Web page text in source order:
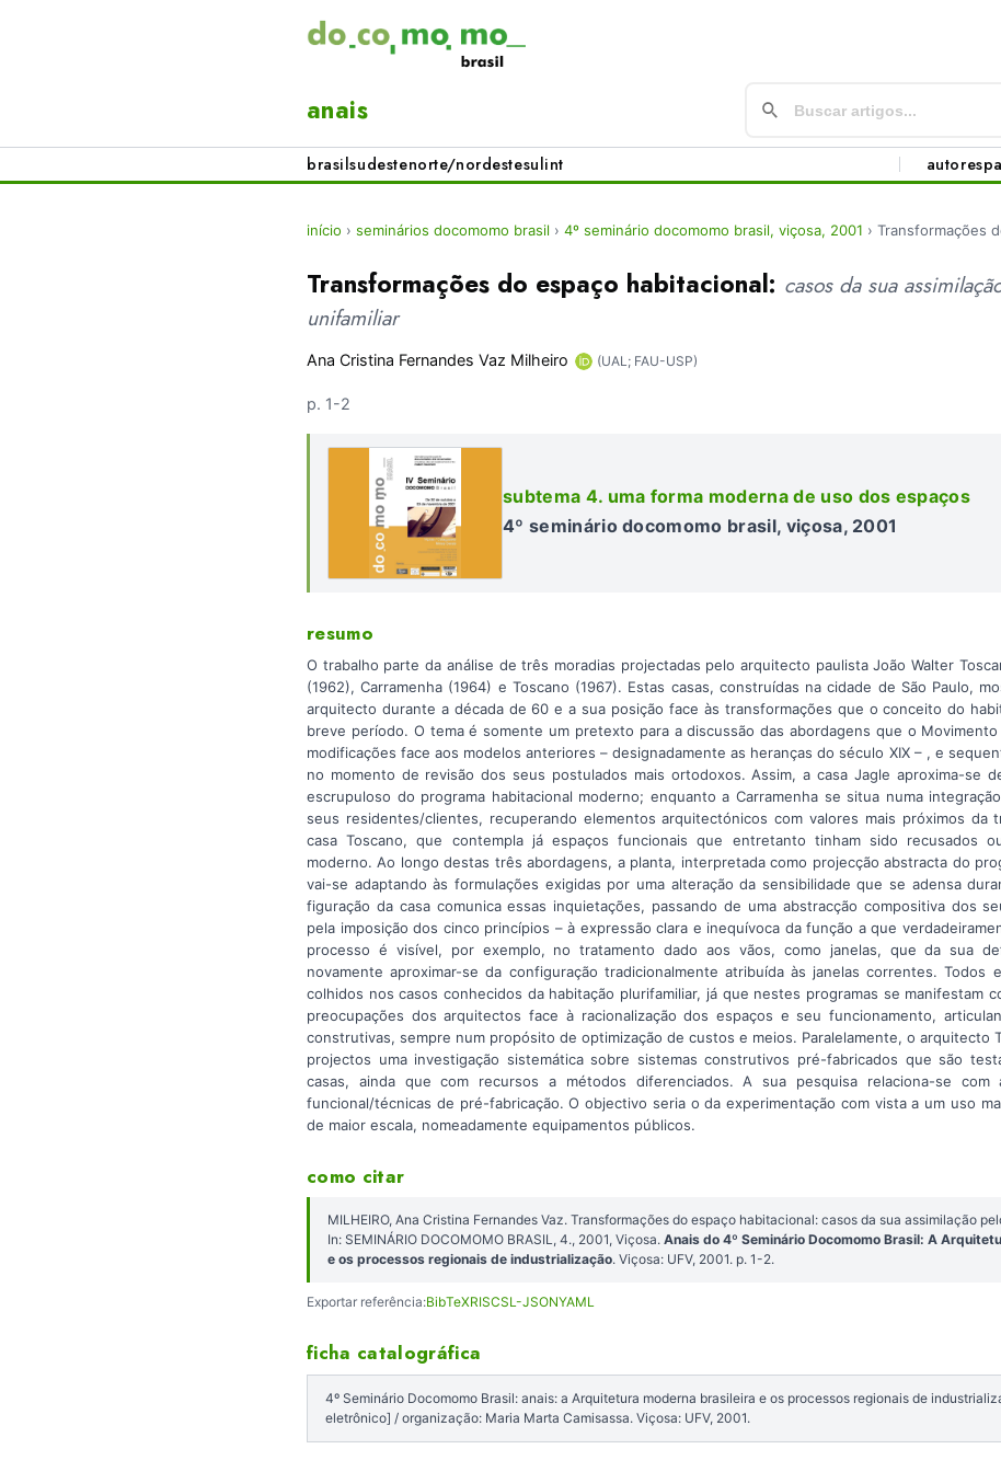
anais
brasilsudestenorte/nordestesulint autores
início › seminários docomomo brasil › 4º seminário docomomo brasil, viçosa, 2001 › Transformações
Transformações do espaço habitacional: casos da sua
unifamiliar
Ana Cristina Fernandes Vaz Milheiro (UAL; FAU-USP)
p. 1-2
subtema 4. uma forma moderna de uso dos espaços
4º seminário docomomo brasil, viçosa, 2001
resumo
O trabalho parte da análise de três moradias projectadas pelo arquitecto paulista João Walter
(1962), Carramenha (1964) e Toscano (1967). Estas casas, construídas na cidade de São Paulo,
arquitecto durante a década de 60 e a sua posição face às transformações que o conceito do
breve período. O tema é somente um pretexto para a discussão das abordagens que o
modificações face aos modelos anteriores – designadamente as heranças do século XIX – , e
no momento de revisão dos seus postulados mais ortodoxos. Assim, a casa Jagle aproxima-se
escrupuloso do programa habitacional moderno; enquanto a Carramenha se situa numa
seus residentes/clientes, recuperando elementos arquitectónicos com valores mais próximos da
casa Toscano, que contempla já espaços funcionais que entretanto tinham sido recusados
moderno. Ao longo destas três abordagens, a planta, interpretada como projecção abstracta do
vai-se adaptando às formulações exigidas por uma alteração da sensibilidade que se adensa
figuração da casa comunica essas inquietações, passando de uma abstracção compositiva dos
pela imposição dos cinco princípios – à expressão clara e inequívoca da função a que
processo é visível, por exemplo, no tratamento dado aos vãos, como janelas, que da sua
novamente aproximar-se da configuração tradicionalmente atribuída às janelas correntes. Todos
colhidos nos casos conhecidos da habitação plurifamiliar, já que nestes programas se manifestam
preocupações dos arquitectos face à racionalização dos espaços e seu funcionamento,
construtivas, sempre num propósito de optimização de custos e meios. Paralelamente, o arquitecto
projectos uma investigação sistemática sobre sistemas construtivos pré-fabricados que são
casas, ainda que com recursos a métodos diferenciados. A sua pesquisa relaciona-se com
funcional/técnicas de pré-fabricação. O objectivo seria o da experimentação com vista a um uso
de maior escala, nomeadamente equipamentos públicos.
como citar
MILHEIRO, Ana Cristina Fernandes Vaz. Transformações do espaço habitacional: casos da sua assimilação
In: SEMINÁRIO DOCOMOMO BRASIL, 4., 2001, Viçosa. Anais do 4º Seminário Docomomo Brasil: A
e os processos regionais de industrialização. Viçosa: UFV, 2001. p. 1-2.
Exportar referência:BibTeXRISCSL-JSONYAML
ficha catalográfica
4º Seminário Docomomo Brasil: anais: a Arquitetura moderna brasileira e os processos regionais de
eletrônico] / organização: Maria Marta Camisassa. Viçosa: UFV, 2001.